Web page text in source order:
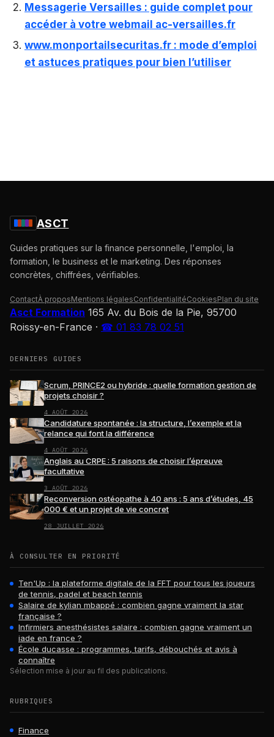
Messagerie Versailles : guide complet pour
accéder à votre webmail ac-versailles.fr
www.monportailsecuritas.fr : mode d’emploi
et astuces pratiques pour bien l’utiliser
ASCT
Guides pratiques sur la finance personnelle, l'emploi, la
formation, le business et le marketing. Des réponses
concrètes, chiffrées, vérifiables.
ContactÀ proposMentions légalesConfidentialitéCookiesPlan du site
Asct Formation 165 Av. du Bois de la Pie, 95700
Roissy-en-France · ☎ 01 83 78 02 51
DERNIERS GUIDES
Scrum, PRINCE2 ou hybride : quelle formation gestion de
projets choisir ?
4 AOÛT 2026
Candidature spontanée : la structure, l’exemple et la
relance qui font la différence
4 AOÛT 2026
Anglais au CRPE : 5 raisons de choisir l’épreuve
facultative
3 AOÛT 2026
Reconversion ostéopathe à 40 ans : 5 ans d’études, 45
000 € et un projet de vie concret
28 JUILLET 2026
À CONSULTER EN PRIORITÉ
Ten'Up : la plateforme digitale de la FFT pour tous les joueurs
de tennis, padel et beach tennis
Salaire de kylian mbappé : combien gagne vraiment la star
française ?
Infirmiers anesthésistes salaire : combien gagne vraiment un
iade en france ?
École ducasse : programmes, tarifs, débouchés et avis à
connaître
Sélection mise à jour au fil des publications.
RUBRIQUES
Finance